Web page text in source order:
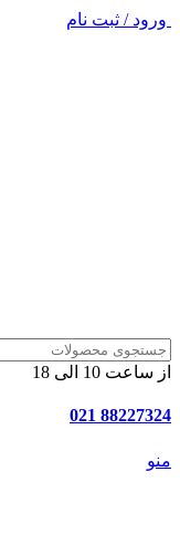
ورود / ثبت نام
از ساعت 10 الی 18
88227324 021
منو